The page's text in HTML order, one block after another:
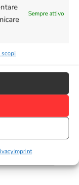
Sempre attivo
scopi
Imprint